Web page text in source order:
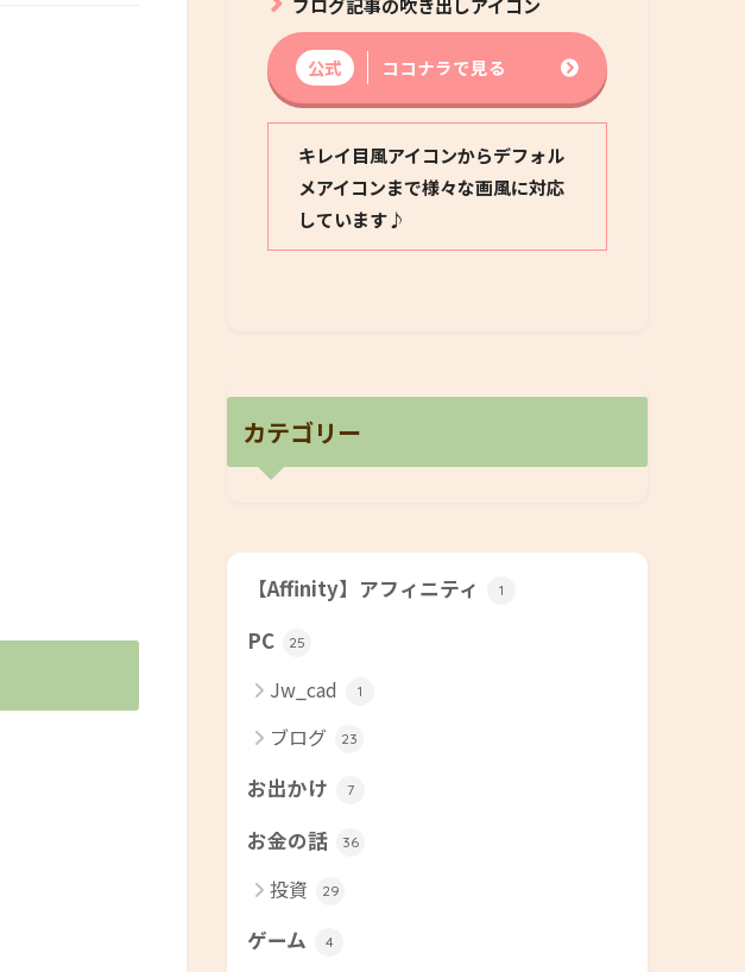
公式 ココナラで見る
キレイ目風アイコンからデフォル
メアイコンまで様々な画風に対応
しています♪
カテゴリー
【Affinity】アフィニティ 1
PC 25
Jw_cad 1
ブログ 23
お出かけ 7
お金の話 36
投資 29
ゲーム 4